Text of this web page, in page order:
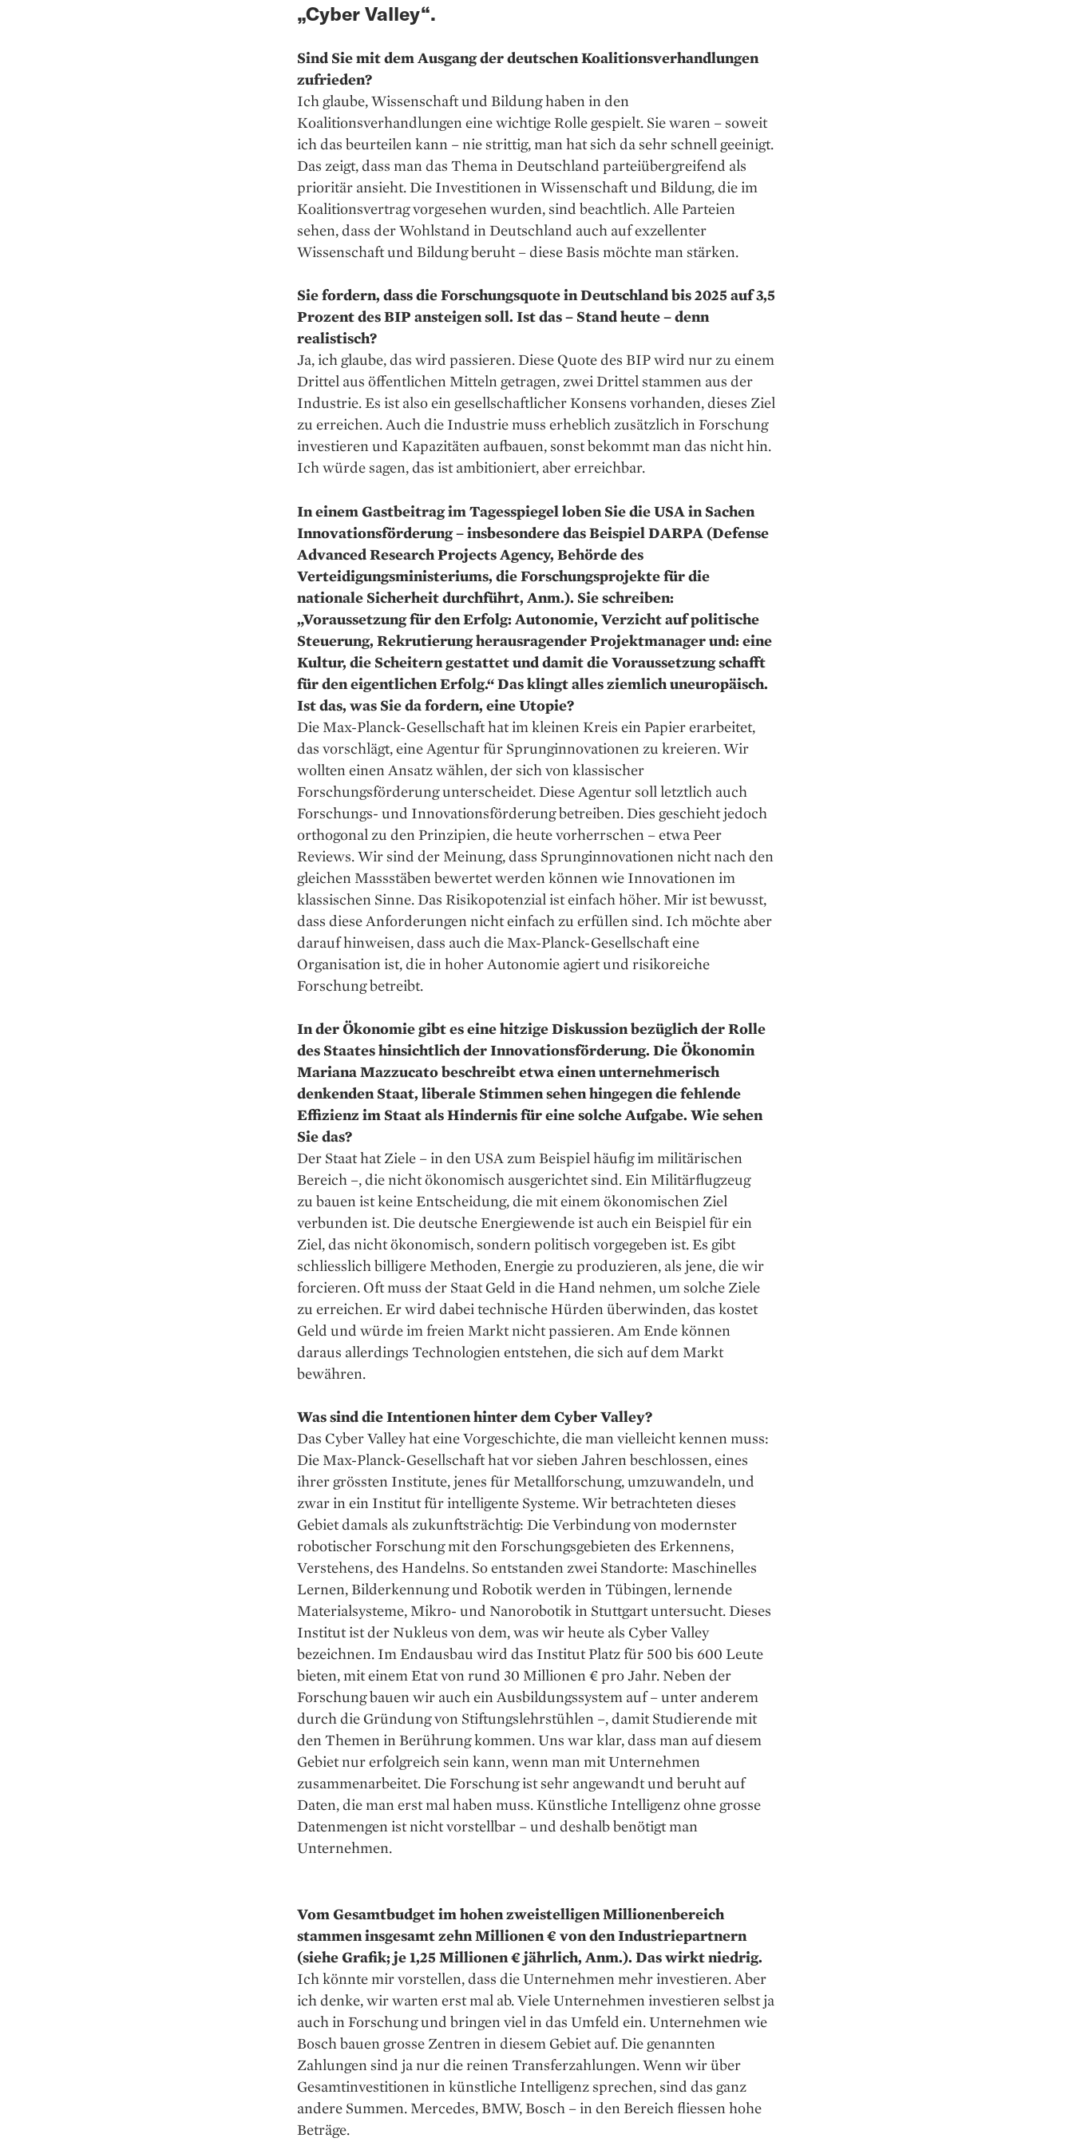
„Cyber Valley“.
Sind Sie mit dem Ausgang der deutschen Koalitionsverhandlungen
zufrieden?
Ich glaube, Wissenschaft und Bildung haben in den
Koalitionsverhandlungen eine wichtige Rolle gespielt. Sie waren – soweit
ich das beurteilen kann – nie strittig, man hat sich da sehr schnell geeinigt.
Das zeigt, dass man das Thema in Deutschland parteiübergreifend als
prioritär ansieht. Die Investitionen in Wissenschaft und Bildung, die im
Koalitionsvertrag vorgesehen wurden, sind beachtlich. Alle Parteien
sehen, dass der Wohlstand in Deutschland auch auf exzellenter
Wissenschaft und Bildung beruht – diese Basis möchte man stärken.
Sie fordern, dass die Forschungsquote in Deutschland bis 2025 auf 3,5
Prozent des BIP ansteigen soll. Ist das – Stand heute – denn
realistisch?
Ja, ich glaube, das wird passieren. Diese Quote des BIP wird nur zu einem
Drittel aus öffentlichen Mitteln getragen, zwei Drittel stammen aus der
Industrie. Es ist also ein gesellschaftlicher Konsens vorhanden, dieses Ziel
zu erreichen. Auch die Industrie muss erheblich zusätzlich in Forschung
investieren und Kapazitäten aufbauen, sonst bekommt man das nicht hin.
Ich würde sagen, das ist ambitioniert, aber erreichbar.
In einem Gastbeitrag im Tagesspiegel loben Sie die USA in Sachen
Innovationsförderung – insbesondere das Beispiel DARPA (Defense
Advanced Research Projects Agency, Behörde des
Verteidigungsministeriums, die Forschungsprojekte für die
nationale Sicherheit durchführt, Anm.). Sie schreiben:
„Voraussetzung für den Erfolg: Autonomie, Verzicht auf politische
Steuerung, Rekrutierung herausragender Projektmanager und: eine
Kultur, die Scheitern gestattet und damit die Voraussetzung schafft
für den eigentlichen Erfolg.“ Das klingt alles ziemlich uneuropäisch.
Ist das, was Sie da fordern, eine Utopie?
Die Max-Planck-Gesellschaft hat im kleinen Kreis ein Papier erarbeitet,
das vorschlägt, eine Agentur für Sprunginnovationen zu kreieren. Wir
wollten einen Ansatz wählen, der sich von klassischer
Forschungsförderung unterscheidet. Diese Agentur soll letztlich auch
Forschungs- und Innovationsförderung betreiben. Dies geschieht jedoch
orthogonal zu den Prinzipien, die heute vorherrschen – etwa Peer
Reviews. Wir sind der Meinung, dass Sprung­innovationen nicht nach den
gleichen Massstäben bewertet werden können wie Innovationen im
klassischen Sinne. Das Risikopotenzial ist einfach höher. Mir ist bewusst,
dass diese Anforderungen nicht einfach zu erfüllen sind. Ich möchte aber
darauf hinweisen, dass auch die Max-Planck-Gesellschaft eine
Organisation ist, die in hoher Autonomie agiert und risikoreiche
Forschung betreibt.
In der Ökonomie gibt es eine hitzige Diskussion bezüglich der Rolle
des Staates hinsichtlich der Innovationsförderung. Die Ökonomin
Mariana Mazzucato beschreibt etwa einen unternehmerisch
denkenden Staat, liberale Stimmen sehen hingegen die fehlende
Effizienz im Staat als Hindernis für eine solche Auf­gabe. Wie sehen
Sie das?
Der Staat hat Ziele – in den USA zum Beispiel häufig im militärischen
Bereich –, die nicht ökonomisch ausgerichtet sind. Ein Militärflugzeug
zu bauen ist keine Entscheidung, die mit einem ökonomischen Ziel
verbunden ist. Die deutsche Energiewende ist auch ein Beispiel für ein
Ziel, das nicht ökonomisch, sondern politisch vorgegeben ist. Es gibt
schliesslich billigere Methoden, Energie zu produzieren, als jene, die wir
forcieren. Oft muss der Staat Geld in die Hand nehmen, um solche Ziele
zu erreichen. Er wird dabei technische Hürden überwinden, das kostet
Geld und würde im freien Markt nicht passieren. Am Ende können
daraus allerdings Technologien entstehen, die sich auf dem Markt
bewähren.
Was sind die Intentionen hinter dem Cyber Valley?
Das Cyber Valley hat eine Vorgeschichte, die man vielleicht kennen muss:
Die Max-Planck-Gesellschaft hat vor sieben Jahren beschlossen, eines
ihrer grössten Institute, jenes für Metallforschung, umzuwandeln, und
zwar in ein Institut für intelligente Systeme. Wir betrachteten dieses
Gebiet damals als zukunfts­trächtig: Die Verbindung von modernster
robotischer Forschung mit den Forschungsgebieten des Erkennens,
Verstehens, des Handelns. So entstanden zwei Standorte: Maschinelles
Lernen, Bilderkennung und Robotik werden in Tübingen, lernende
Materialsysteme, Mikro- und Nanorobotik in Stuttgart untersucht. Dieses
Institut ist der Nukleus von dem, was wir heute als Cyber Valley
bezeichnen. Im Endausbau wird das Institut Platz für 500 bis 600 Leute
bieten, mit einem Etat von rund 30 Millionen € pro Jahr. Neben der
Forschung bauen wir auch ein Ausbildungssystem auf – unter anderem
durch die Gründung von Stiftungslehrstühlen –, damit Studierende mit
den Themen in Berührung kommen. Uns war klar, dass man auf diesem
Gebiet nur erfolgreich sein kann, wenn man mit Unternehmen
zusammenarbeitet. Die Forschung ist sehr angewandt und beruht auf
Daten, die man erst mal haben muss. Künstliche Intelligenz ohne grosse
Datenmengen ist nicht vorstellbar – und deshalb benötigt man
Unternehmen.
Vom Gesamtbudget im hohen zweistelligen Millionenbereich
stammen insgesamt zehn Millionen € von den Industriepartnern
(siehe Grafik; je 1,25 Millionen € jährlich, Anm.). Das wirkt niedrig.
Ich könnte mir vorstellen, dass die Unternehmen mehr investieren. Aber
ich denke, wir warten erst mal ab. Viele Unternehmen investieren selbst ja
auch in Forschung und bringen viel in das Umfeld ein. Unternehmen wie
Bosch bauen grosse Zentren in diesem Gebiet auf. Die genannten
Zahlungen sind ja nur die reinen Transferzahlungen. Wenn wir über
Gesamtinvestitionen in künstliche Intelligenz sprechen, sind das ganz
andere Summen. Mercedes, BMW, Bosch – in den Bereich fliessen hohe
Beträge.